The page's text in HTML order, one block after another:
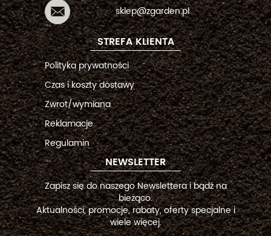
sklep@zgarden.pl
STREFA KLIENTA
Polityka prywatności
Czas i koszty dostawy
Zwrot/wymiana
Reklamacje
Regulamin
NEWSLETTER
Zapisz się do naszego Newslettera i bądź na
bieżąco.
Aktualności, promocje, rabaty, oferty specjalne i
wiele więcej.